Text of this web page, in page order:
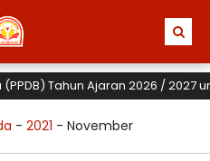
Tahun Ajaran 2026 / 2027
- 2021 - November